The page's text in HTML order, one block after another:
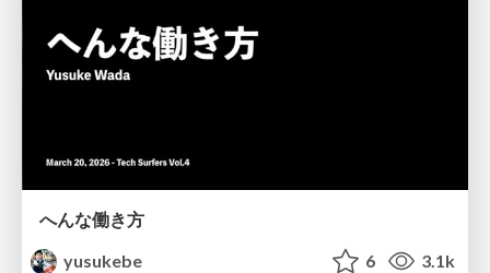
へんな働き方
yusukebe
6 3.1k